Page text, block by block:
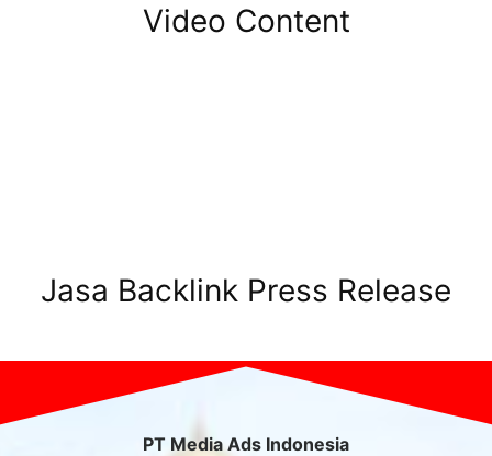
Video Content
Jasa Backlink Press Release
PT Media Ads Indonesia